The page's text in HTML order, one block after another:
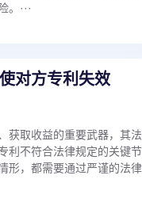
···
对方专利失效
获取收益的重要武器，其
利不符合法律规定的关
形，都需要通过严谨的法